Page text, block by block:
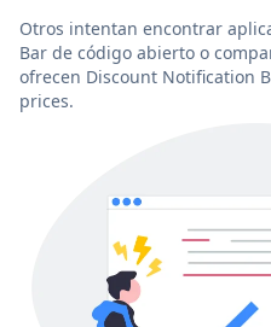
Otros intentan encontrar
Bar de código abierto o
ofrecen Discount Notification
prices.